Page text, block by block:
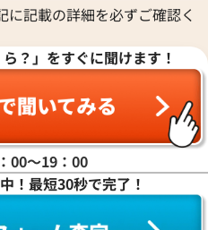
に記載の詳細を必ずご確認く
ら？」をすぐに聞けます！
00〜19：00
！最短30秒で完了！